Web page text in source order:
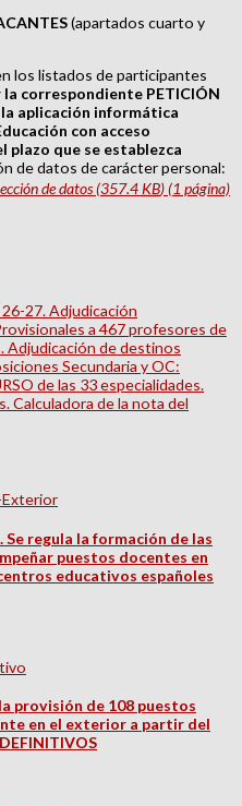
(apartados cuarto y
los listados de participantes
la correspondiente PETICIÓN
aplicación informática
con acceso
plazo que se establezca
de datos de carácter personal:
de datos(357.4 KB)(1 página)
27. Adjudicación
a 467 profesores de
Adjudicación de destinos
Secundaria y OC:
de las 33 especialidades.
Calculadora de la nota del
regula la formación de las
puestos docentes en
educativos españoles
provisión de 108 puestos
en el exterior a partir del